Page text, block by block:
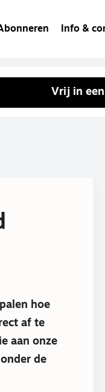
Info &
Vrij in
hoe
af te
aan onze
de